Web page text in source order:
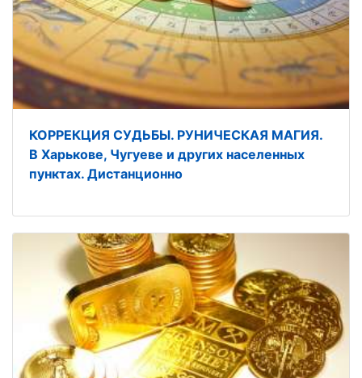
КОРРЕКЦИЯ СУДЬБЫ. РУНИЧЕСКАЯ МАГИЯ.
В Харькове, Чугуеве и других населенных
пунктах. Дистанционно